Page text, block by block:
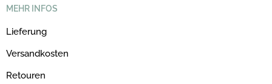
MEHR INFOS
Lieferung
Versandkosten
Retouren